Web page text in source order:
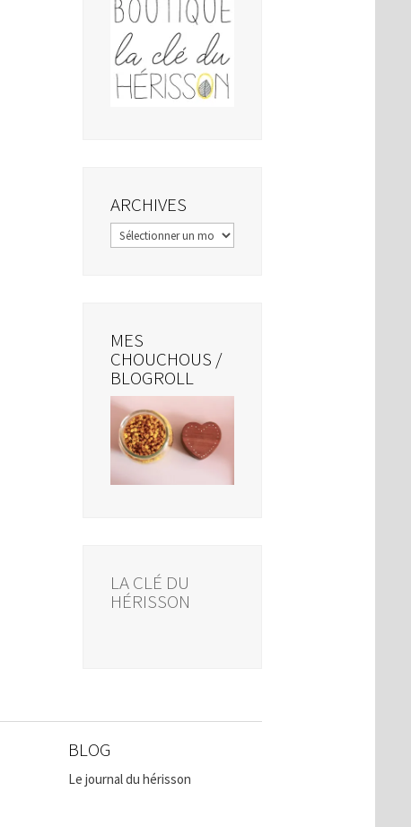
ARCHIVES
Archives
MES
CHOUCHOUS /
BLOGROLL
LA CLÉ DU
HÉRISSON
BLOG
Le journal du hérisson